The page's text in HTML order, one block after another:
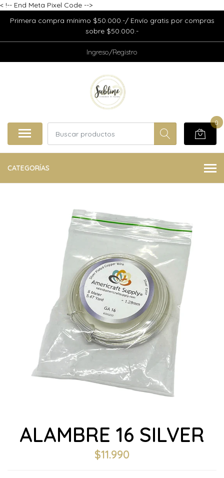
< !-- End Meta Pixel Code -->
Primera compra mínimo $50.000.-/ Envío gratis por compras
sobre $50.000.-
Ingreso/Registro
0
CATEGORÍAS
ALAMBRE 16 SILVER
$11.990